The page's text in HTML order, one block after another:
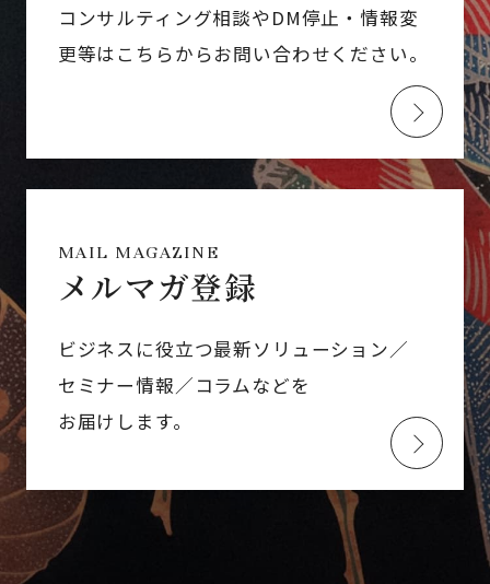
コンサルティング相談やDM停止・情報変
更等はこちらからお問い合わせください。
MAIL MAGAZINE
メルマガ登録
ビジネスに役立つ最新ソリューション／
セミナー情報／コラムなどを
お届けします。